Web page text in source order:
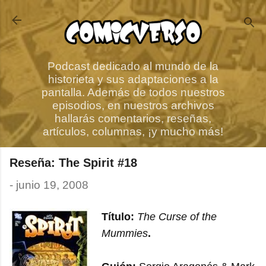
Ir al contenido principal
Podcast dedicado al mundo de la
historieta y sus adaptaciones a la
pantalla. Además de todos nuestros
episodios, en nuestros archivos
hallarás comentarios, reseñas,
artículos, columnas, ¡y mucho más!
Reseña: The Spirit #18
- junio 19, 2008
Título: The Curse of the
Mummies.